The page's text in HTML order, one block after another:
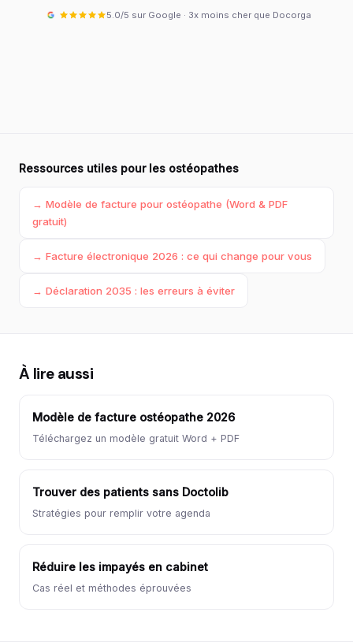
5.0/5 sur Google · 3x moins cher que Docorga
Ressources utiles pour les ostéopathes
→ Modèle de facture pour ostéopathe (Word & PDF
gratuit)
→ Facture électronique 2026 : ce qui change pour vous
→ Déclaration 2035 : les erreurs à éviter
À lire aussi
Modèle de facture ostéopathe 2026
Téléchargez un modèle gratuit Word + PDF
Trouver des patients sans Doctolib
Stratégies pour remplir votre agenda
Réduire les impayés en cabinet
Cas réel et méthodes éprouvées